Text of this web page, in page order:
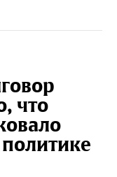
что